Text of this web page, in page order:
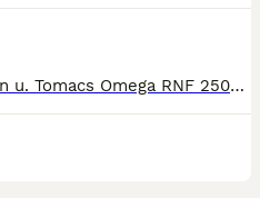
Louie är den sista avkomman u. Tomacs Omega RNF 2502 e. Stackarps Diplomat RNF 196 och har helsyskon varav flera vunnit och tagit placeringar vid både Ungponnychampionatet och Ungponny-SM. Kombination